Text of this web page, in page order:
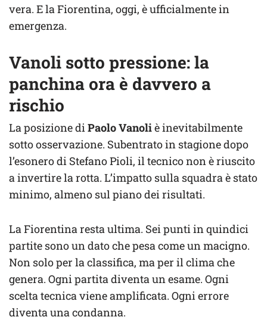
vera. E la Fiorentina, oggi, è ufficialmente in
emergenza.
Vanoli sotto pressione: la
panchina ora è davvero a
rischio
La posizione di Paolo Vanoliè inevitabilmente
sotto osservazione. Subentrato in stagione dopo
l’esonero di Stefano Pioli, il tecnico non è riuscito
a invertire la rotta. L’impatto sulla squadra è stato
minimo, almeno sul piano dei risultati.
La Fiorentina resta ultima. Sei punti in quindici
partite sono un dato che pesa come un macigno.
Non solo per la classifica, ma per il clima che
genera. Ogni partita diventa un esame. Ogni
scelta tecnica viene amplificata. Ogni errore
diventa una condanna.